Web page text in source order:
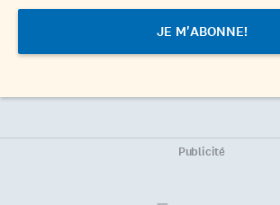
Publicité